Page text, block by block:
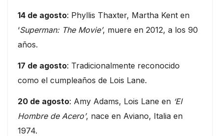
14 de agosto: Phyllis Thaxter, Martha Kent en
‘Superman: The Movie’, muere en 2012, a los 90
años.
17 de agosto: Tradicionalmente reconocido
como el cumpleaños de Lois Lane.
20 de agosto: Amy Adams, Lois Lane en ‘El
Hombre de Acero’, nace en Aviano, Italia en
1974.